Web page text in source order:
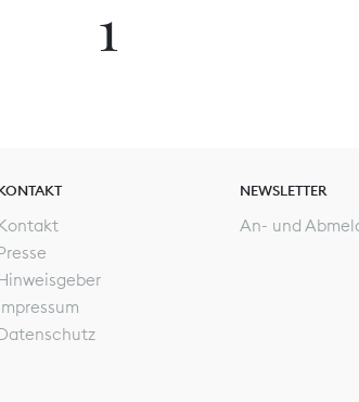
1
NEWSLETTER
An- und